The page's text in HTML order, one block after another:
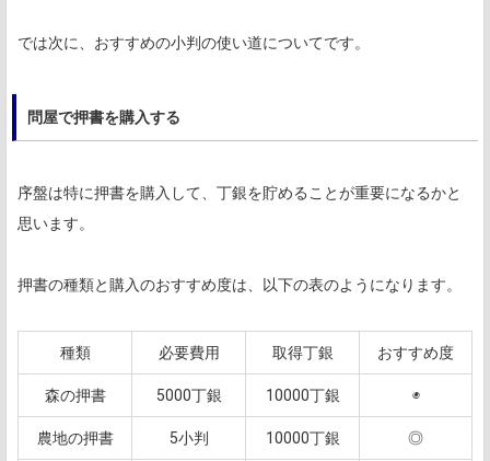
では次に、おすすめの小判の使い道についてです。
問屋で押書を購入する
序盤は特に押書を購入して、丁銀を貯めることが重要になるかと
思います。
押書の種類と購入のおすすめ度は、以下の表のようになります。
種類 必要費用 取得丁銀 おすすめ度
森の押書 5000丁銀 10000丁銀 ◉
農地の押書 5小判 10000丁銀 ◎